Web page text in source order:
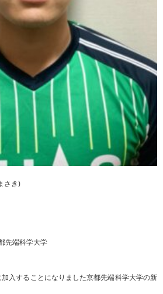
さき)
先端科学大学
入することになりました京都先端科学大学の新